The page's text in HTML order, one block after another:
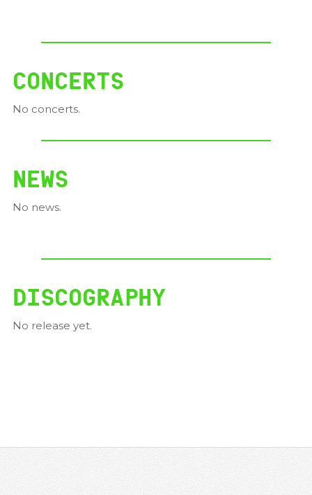
CONCERTS
No concerts.
NEWS
No news.
DISCOGRAPHY
No release yet.